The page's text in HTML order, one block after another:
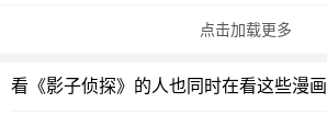
点击加载更多
看《影子侦探》的人也同时在看这些漫画